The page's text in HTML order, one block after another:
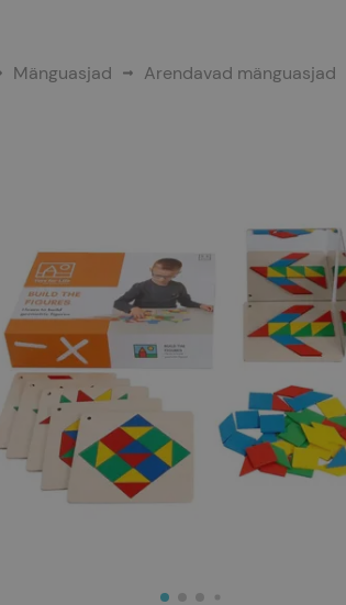
Mänguasjad Arendavad mänguasjad